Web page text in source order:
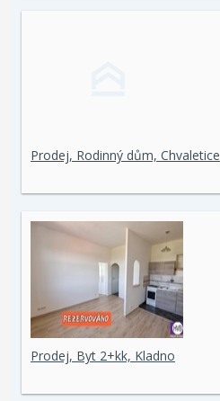
Prodej, Rodinný dům, Chvaletice
Prodej, Byt 2+kk, Kladno